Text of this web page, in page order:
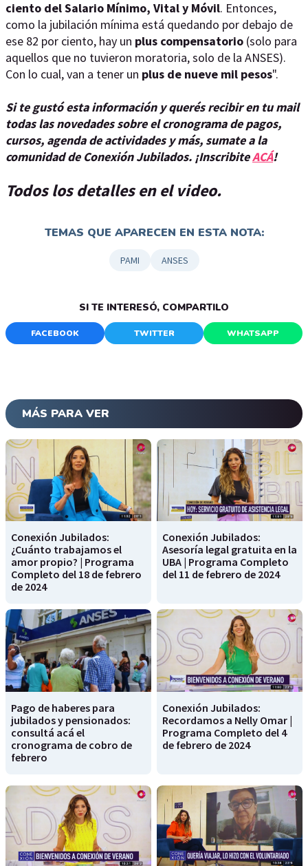
ciento del Salario Mínimo, Vital y Móvil. Entonces,
como la jubilación mínima está quedando por debajo de
ese 82 por ciento, hay un plus compensatorio (solo para
aquellos que no tuvieron moratoria, solo de la ANSES).
Con lo cual, van a tener un plus de nueve mil pesos".
Si te gustó esta información y querés recibir en tu mail
todas las novedades sobre el cronograma de pagos,
cursos, agenda de actividades y más, sumate a la
comunidad de Conexión Jubilados. ¡InscribiteACÁ!
Todos los detalles en el video.
TEMAS QUE APARECEN EN ESTA NOTA:
PAMI ANSES
SI TE INTERESÓ, COMPARTILO
FACEBOOK TWITTER WHATSAPP
MÁS PARA VER
Conexión Jubilados:
¿Cuánto trabajamos el
amor propio? | Programa
Completo del 18 de febrero
de 2024
Conexión Jubilados:
Asesoría legal gratuita en la
UBA | Programa Completo
del 11 de febrero de 2024
Pago de haberes para
jubilados y pensionados:
consultá acá el
cronograma de cobro de
febrero
Conexión Jubilados:
Recordamos a Nelly Omar |
Programa Completo del 4
de febrero de 2024